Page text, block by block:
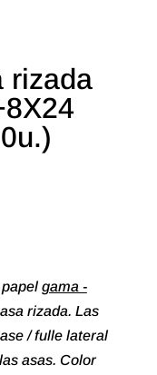
rizada
gama -
rizada. Las
/ fulle lateral
asas. Color